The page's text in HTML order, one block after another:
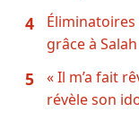
4
Éliminatoires
grâce à Salah
5
« Il m’a fait
révèle son